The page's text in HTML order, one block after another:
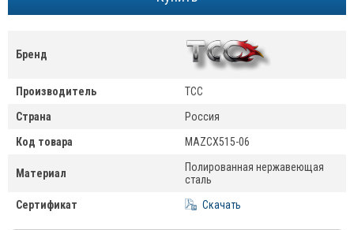
Бренд
Производитель
ТСС
Страна
Россия
Код товара
MAZCX515-06
Материал
Полированная нержавеющая
сталь
Сертификат
Скачать